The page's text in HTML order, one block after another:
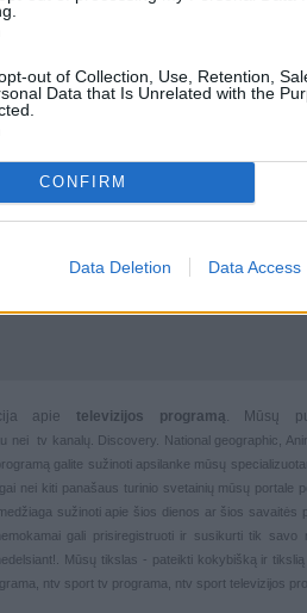
out of Collection, Use, Retention,
Data that Is Unrelated with the
CONFIRM
Data Deletion Data Access
apie televizijos programą. Mūsų
nei tv kanalų. Discovery. National geographic,
galite sužinoti apsilanke mūsų
nei kiti panašaus turinio svetainių mūsų portale
sužinoti apie šios dienos ar šios
gali prisiregistruoti ir susikurti tik savo
Mūsų tikslas - pateikti kokybišką ir
ntv sport tv programa, ntv sport televizijos